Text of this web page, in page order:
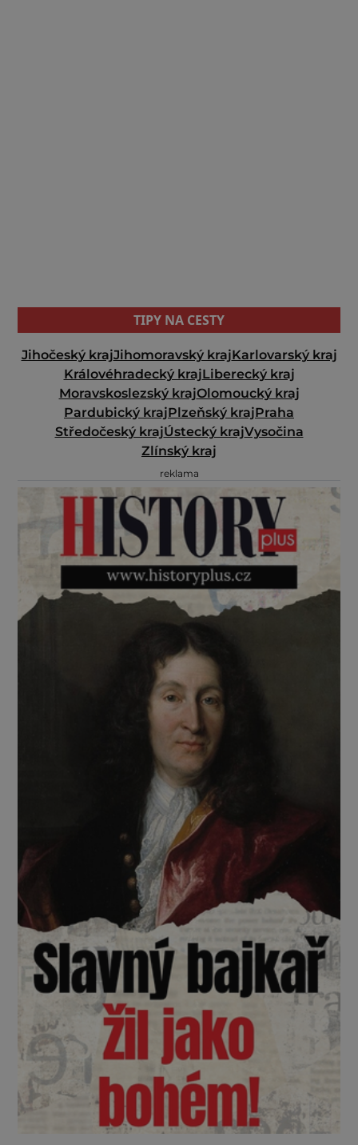
TIPY NA CESTY
Jihočeský krajJihomoravský krajKarlovarský kraj
Královéhradecký krajLiberecký kraj
Moravskoslezský krajOlomoucký kraj
Pardubický krajPlzeňský krajPraha
Středočeský krajÚstecký krajVysočina
Zlínský kraj
reklama